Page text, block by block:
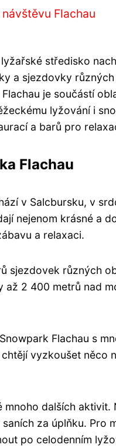
Flachau
středisko
a sjezdovky
je součástí
lyžování i
a barů pro
Flachau
v Salcbursku, v
nejenom krásné a
a relaxaci.
sjezdovek různých
2 400 metrů nad
Flachau s
vyzkoušet něco
mnoho dalších
za úplňku. Pro
po celodenním